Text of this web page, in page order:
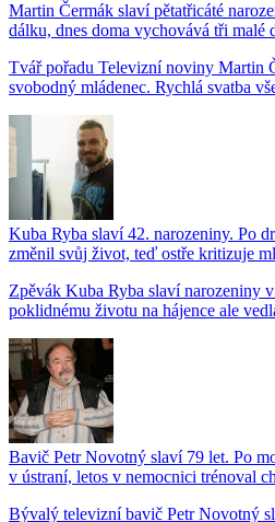
Martin Čermák slaví pětatřicáté
dálku, dnes doma vychovává tři malé
Tvář pořadu Televizní noviny Martin
svobodný mládenec. Rychlá svatba
Kuba Ryba slaví 42. narozeniny. Po
změnil svůj život, teď ostře kritizuje
Zpěvák Kuba Ryba slaví narozeniny
poklidnému životu na hájence ale
Bavič Petr Novotný slaví 79 let. Po
v ústraní, letos v nemocnici trénoval
Bývalý televizní bavič Petr Novotný